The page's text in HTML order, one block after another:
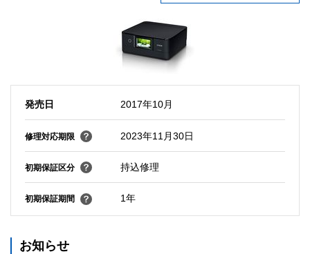
発売日 2017年10月
修理対応期限 2023年11月30日
初期保証区分 持込修理
初期保証期間 1年
お知らせ